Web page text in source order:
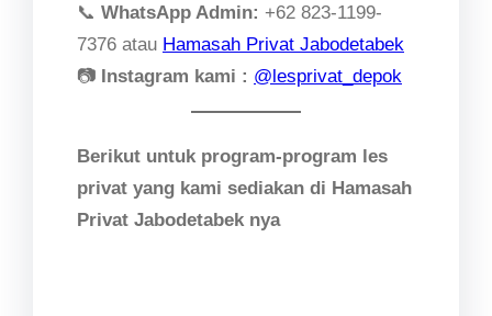
📞 WhatsApp Admin: +62 823-1199-
7376 atau Hamasah Privat Jabodetabek
📷 Instagram kami : @lesprivat_depok
Berikut untuk program-program les
privat yang kami sediakan di Hamasah
Privat Jabodetabek nya